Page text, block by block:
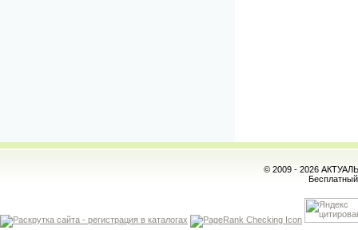
© 2009 - 2026